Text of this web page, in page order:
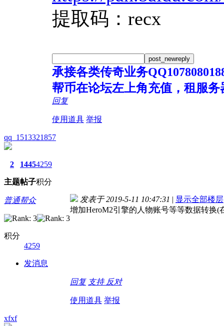
提取码：recx
post_newreply
承接各类传奇业务
帮币在论坛左上角充值，租服务
回复
使用道具 举报
qq_1513321857
2
主题
1445
帖子
4259
积分
普通帮众
积分
4259
发消息
发表于 2019-5-11 10:47:31 | 显示全部楼层
增加HeroM2引擎的人物账号等等数据转换(
回复 支持 反对
使用道具 举报
xfxf